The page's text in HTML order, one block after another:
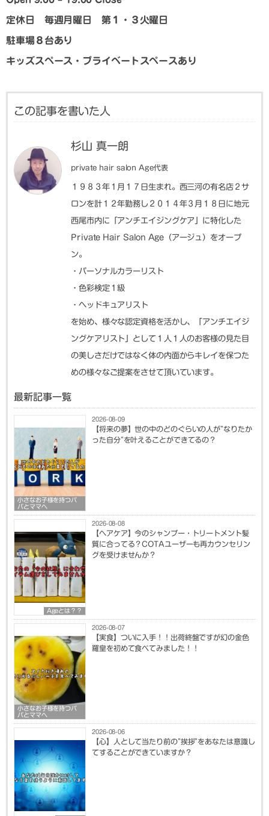
定休日 毎週月曜日 第１・３火曜日
駐車場８台あり
キッズスペース・プライベートスペースあり
この記事を書いた人
杉山 真一朗
private hair salon Age代表
１９８３年１月１７日生まれ。西三河の有名店２サ
ロンを計１２年勤務し２０１４年３月１８日に地元
西尾市内に「アンチエイジングケア」に特化した
Private Hair Salon Age（アージュ）をオープ
ン。
・パーソナルカラーリスト
・色彩検定１級
・ヘッドキュアリスト
を始め、様々な認定資格を活かし、「アンチエイジ
ングケアリスト」として１人１人のお客様の見た目
の美しさだけではなく体の内面からキレイを保つた
めの様々なご提案をさせて頂いています。
最新記事一覧
小さなお子様を持つパ
パとママへ
2026-08-09
【将来の夢】世の中のどのぐらいの人が”なりたか
った自分”を叶えることができてるの？
Ageとは？？
2026-08-08
【ヘアケア】今のシャンプー・トリートメント髪
質に合ってる？COTAユーザーも再カウンセリン
グを受けませんか？
小さなお子様を持つパ
パとママへ
2026-08-07
【実食】ついに入手！！出荷終盤ですが幻の金色
羅皇を初めて食べてみました！！
2026-08-06
【心】人として当たり前の”挨拶”をあなたは意識し
てすることができていますか？